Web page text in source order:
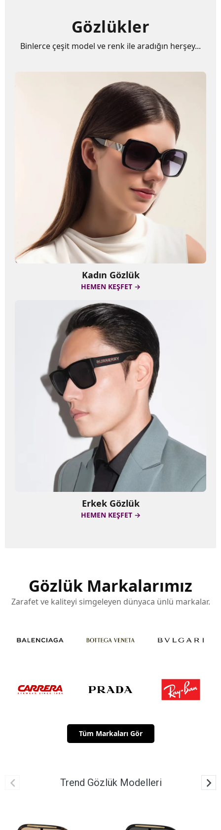
Gözlükler
Binlerce çeşit model ve renk ile aradığın herşey...
Kadın Gözlük
HEMEN KEŞFET →
Erkek Gözlük
HEMEN KEŞFET →
Gözlük Markalarımız
Zarafet ve kaliteyi simgeleyen dünyaca ünlü markalar.
Tüm Markaları Gör
Trend Gözlük Modelleri